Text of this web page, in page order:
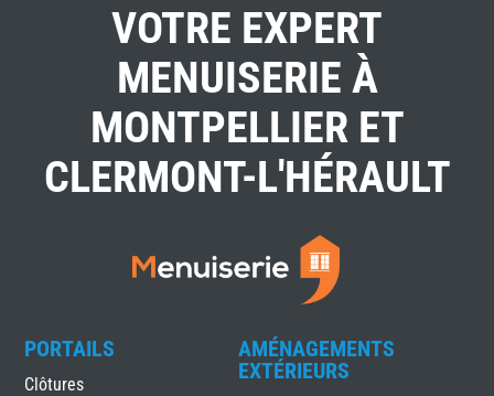
VOTRE EXPERT
MENUISERIE À
MONTPELLIER ET
CLERMONT-L'HÉRAULT
PORTAILS
Clôtures
AMÉNAGEMENTS
EXTÉRIEURS